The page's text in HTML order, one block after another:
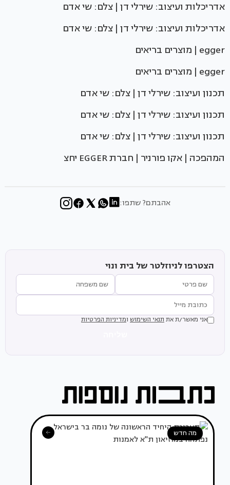
אדריכלות ועיצוב: שירלי דן | צלם: שי אדם
אדריכלות ועיצוב: שירלי דן | צלם: שי אדם
egger | מוצרים בריאים
egger | מוצרים בריאים
תכנון ועיצוב: שירלי דן | צלם: שי אדם
תכנון ועיצוב: שירלי דן | צלם: שי אדם
תכנון ועיצוב: שירלי דן | צלם: שי אדם
המהפכה | אקו פורניר | חברת EGGER יחצ
אהבתם? שתפו:
הצטרפו לניוזלטר של בית ונוי
אני מאשר/ת את תנאי השימוש ומדיניות הפרטיות
מה חדש